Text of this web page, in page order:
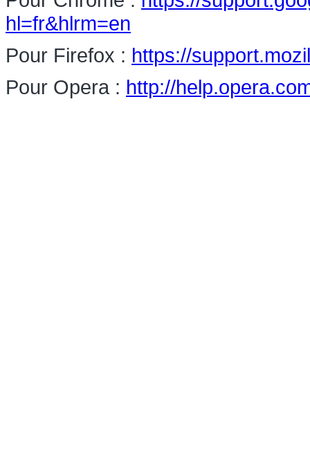
hl=fr&hlrm=en
Pour Firefox : https://
Pour Opera : http://